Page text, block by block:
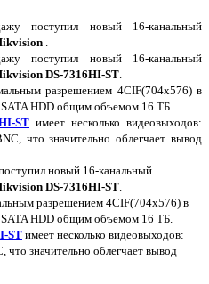
поступил новый 16-канальный
поступил новый 16-канальный
DS-7316HI-ST
разрешением 4CIF(704х576) в
HDD общим объемом 16 ТБ.
ST имеет несколько видеовыходов:
что значительно облегчает вывод
новый 16-канальный
DS-7316HI-ST
разрешением 4CIF(704х576) в
HDD общим объемом 16 ТБ.
ST имеет несколько видеовыходов:
значительно облегчает вывод